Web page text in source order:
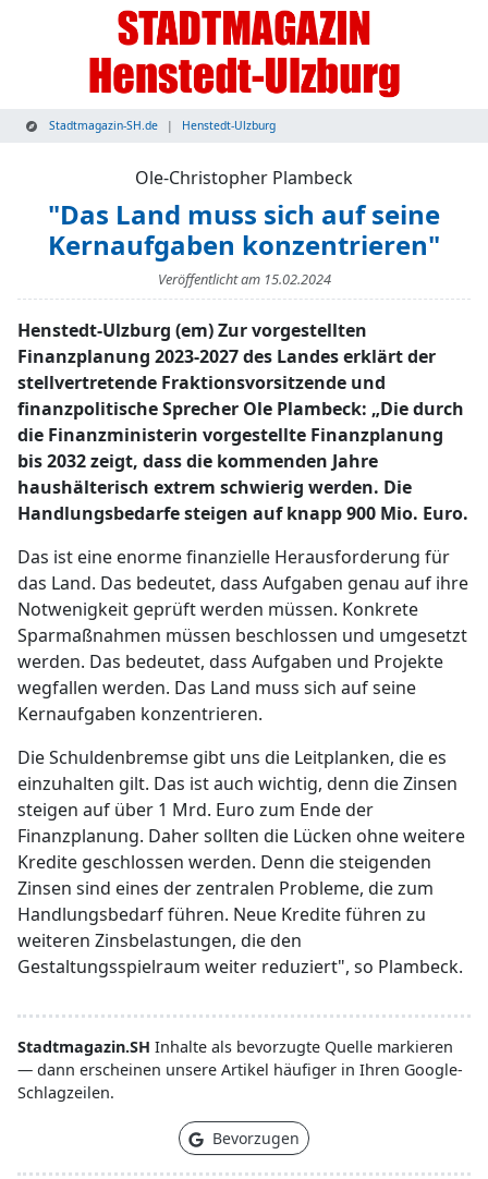
Stadtmagazin-SH.de Henstedt-Ulzburg
Ole-Christopher Plambeck
"Das Land muss sich auf seine
Kernaufgaben konzentrieren"
Veröffentlicht am 15.02.2024
Henstedt-Ulzburg (em) Zur vorgestellten
Finanzplanung 2023-2027 des Landes erklärt der
stellvertretende Fraktionsvorsitzende und
finanzpolitische Sprecher Ole Plambeck: „Die durch
die Finanzministerin vorgestellte Finanzplanung
bis 2032 zeigt, dass die kommenden Jahre
haushälterisch extrem schwierig werden. Die
Handlungsbedarfe steigen auf knapp 900 Mio. Euro.
Das ist eine enorme finanzielle Herausforderung für
das Land. Das bedeutet, dass Aufgaben genau auf ihre
Notwenigkeit geprüft werden müssen. Konkrete
Sparmaßnahmen müssen beschlossen und umgesetzt
werden. Das bedeutet, dass Aufgaben und Projekte
wegfallen werden. Das Land muss sich auf seine
Kernaufgaben konzentrieren.
Die Schuldenbremse gibt uns die Leitplanken, die es
einzuhalten gilt. Das ist auch wichtig, denn die Zinsen
steigen auf über 1 Mrd. Euro zum Ende der
Finanzplanung. Daher sollten die Lücken ohne weitere
Kredite geschlossen werden. Denn die steigenden
Zinsen sind eines der zentralen Probleme, die zum
Handlungsbedarf führen. Neue Kredite führen zu
weiteren Zinsbelastungen, die den
Gestaltungsspielraum weiter reduziert", so Plambeck.
Stadtmagazin.SH Inhalte als bevorzugte Quelle markieren
— dann erscheinen unsere Artikel häufiger in Ihren Google-
Schlagzeilen.
Bevorzugen